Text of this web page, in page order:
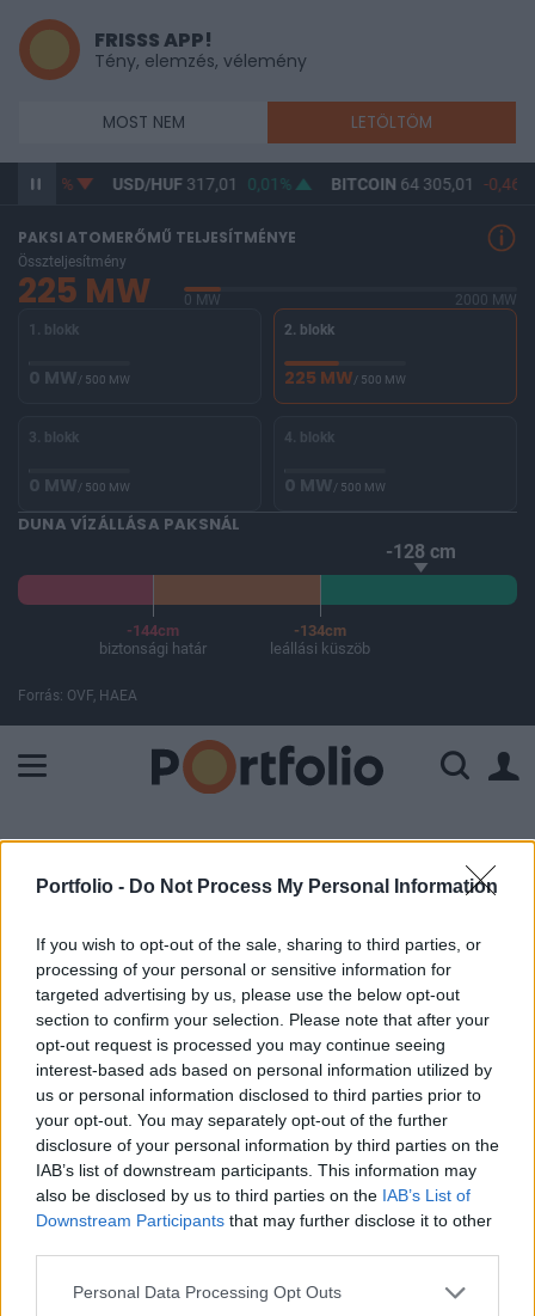
Portfolio - Do Not Process My Personal Information
If you wish to opt-out of the sale, sharing to third parties, or
processing of your personal or sensitive information for
targeted advertising by us, please use the below opt-out
section to confirm your selection. Please note that after your
opt-out request is processed you may continue seeing
interest-based ads based on personal information utilized by
us or personal information disclosed to third parties prior to
your opt-out. You may separately opt-out of the further
disclosure of your personal information by third parties on the
IAB’s list of downstream participants. This information may
also be disclosed by us to third parties on the IAB’s List of
Downstream Participants that may further disclose it to other
Personal Data Processing Opt Outs
FRISSS APP!
Tény, elemzés, vélemény
MOST NEM LETÖLTÖM
-0,04% USD/HUF317,01 0,01% BITCOIN64 305,01 -0,46%
PAKSI ATOMERŐMŰ TELJESÍTMÉNYE
Összteljesítmény
225 MW 0 MW
2000 MW
1. blokk
0 MW/ 500 MW
2. blokk
225 MW/ 500 MW
3. blokk
0 MW/ 500 MW
4. blokk
0 MW/ 500 MW
DUNA VÍZÁLLÁSA PAKSNÁL
-128 cm
-144cm
biztonsági határ
-134cm
leállási küszöb
Forrás: OVF, HAEA
Örökre száműzheti Trumpot a
Twitter - Egyelőre ideiglenes
tiltást kapott
Portfolio
2021. január 07. 08:08
A Twitter és a Facebook a Capitoliumban történt
erőszakos tüntetések alatti posztjai miatt
ideiglenesen letiltotta Donald Trump fiókjait, a
Twitter pedig kilátásba helyezte az örökös kitiltást
is a közösségi oldalról.